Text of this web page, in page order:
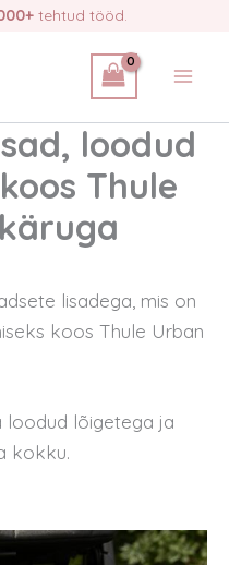
tehtud tööd.
loodud
Thule
lisadega, mis on
koos Thule Urban
loodud lõigetega ja
kokku.